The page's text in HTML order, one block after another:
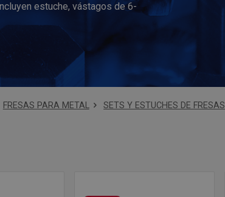
estuche, vástagos de 6-
FRESAS PARA METAL SETS Y ESTUCHES DE FRESAS